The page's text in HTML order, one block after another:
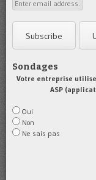
Sondages
Votre entreprise
ASP
Oui
Non
Ne sais pas